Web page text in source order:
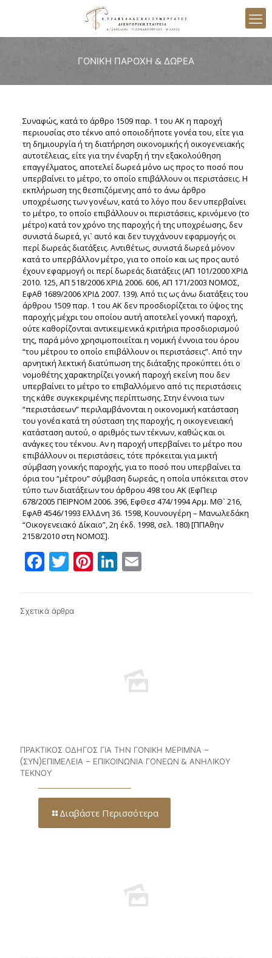
ΓΟΝΙΚΗ ΠΑΡΟΧΗ & ΔΩΡΕΑ
Συναφώς, κατά το άρθρο 1509 παρ. 1 του ΑΚ η παροχή
περιουσίας στο τέκνο από οποιοδήποτε γονέα του, είτε για
τη δημιουργία ή τη διατήρηση οικονομικής ή οικογενειακής
αυτοτέλειας, είτε για την έναρξη ή την εξακολούθηση
επαγγέλματος, αποτελεί δωρεά μόνο ως προς το ποσό που
υπερβαίνει το μέτρο, το οποίο επιβάλλουν οι περιστάσεις. Η
εκπλήρωση της θεσπιζόμενης από το άνω άρθρο
υποχρέωσης των γονέων, κατά το λόγο που δεν υπερβαίνει
το μέτρο, το οποίο επιβάλλουν οι περιστάσεις, κρινόμενο (το
μέτρο) κατά τον χρόνο της παροχής ή της υποχρέωσης, δεν
συνιστά δωρεά, γι` αυτό και δεν τυγχάνουν εφαρμογής οι
περί δωρεάς διατάξεις. Αντιθέτως, συνιστά δωρεά μόνον
κατά το υπερβάλλον μέτρο, για το οποίο και ως προς αυτό
έχουν εφαρμογή οι περί δωρεάς διατάξεις (ΑΠ 101/2000 ΧΡΙΔ
2010. 125, ΑΠ 518/2006 ΧΡΙΔ 2006. 606, ΑΠ 171/2003 ΝΟΜΟΣ,
ΕφΑθ 1689/2006 ΧΡΙΔ 2007. 139). Από τις ως άνω διατάξεις του
άρθρου 1509 παρ. 1 του ΑΚ δεν προσδιορίζεται το ύψος της
παροχής μέχρι του οποίου αυτή αποτελεί γονική παροχή,
ούτε καθορίζονται αντικειμενικά κριτήρια προσδιορισμού
της, παρά μόνο χρησιμοποιείται η νομική έννοια του όρου
“του μέτρου το οποίο επιβάλλουν οι περιστάσεις”. Από την
αρνητική λεκτική διατύπωση της διάταξης προκύπτει ότι ο
νομοθέτης χαρακτηρίζει γονική παροχή εκείνη που δεν
υπερβαίνει το μέτρο το επιβαλλόμενο από τις περιστάσεις
της κάθε συγκεκριμένης περίπτωσης. Στην έννοια των
“περιστάσεων” περιλαμβάνονται η οικονομική κατάσταση
του γονέα κατά τη σύσταση της παροχής, η οικογενειακή
κατάσταση αυτού, ο αριθμός των τέκνων, καθώς και οι
ανάγκες του τέκνου. Αν η παροχή υπερβαίνει το μέτρο που
επιβάλλουν οι περιστάσεις, τότε πρόκειται για μικτή
σύμβαση γονικής παροχής, για το ποσό που υπερβαίνει τα
όρια του “μέτρου” σύμβαση δωρεάς, η οποία υπόκειται στον
τύπο των διατάξεων του άρθρου 498 του ΑΚ (ΕφΠειρ
678/2005 ΠΕΙΡΝΟΜ 2006. 396, ΕφΘεσ 474/1994 Αρμ. ΜΘ` 216,
ΕφΑθ 4546/1993 ΕλλΔνη 36. 1598, Κουνουγέρη – Μανωλεδάκη
“Οικογενειακό Δίκαιο”, 2η έκδ. 1998, σελ. 180) [ΠΠΑθην
2158/2010 στη ΝΟΜΟΣ].
Facebook
Twitter
Pinterest
LinkedIn
Email
Σχετικά άρθρα
ΠΡΑΚΤΙΚΟΣ ΟΔΗΓΟΣ ΓΙΑ ΤΗΝ ΓΟΝΙΚΗ ΜΕΡΙΜΝΑ –
(ΣΥΝ)ΕΠΙΜΕΛΕΙΑ – ΕΠΙΚΟΙΝΩΝΙΑ ΓΟΝΕΩΝ & ΑΝΗΛΙΚΟΥ
ΤΕΚΝΟΥ
Διαβάστε Περισσότερα